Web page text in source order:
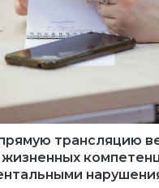
трансляцию
жизненных